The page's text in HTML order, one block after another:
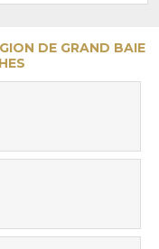
DE GRAND BAIE